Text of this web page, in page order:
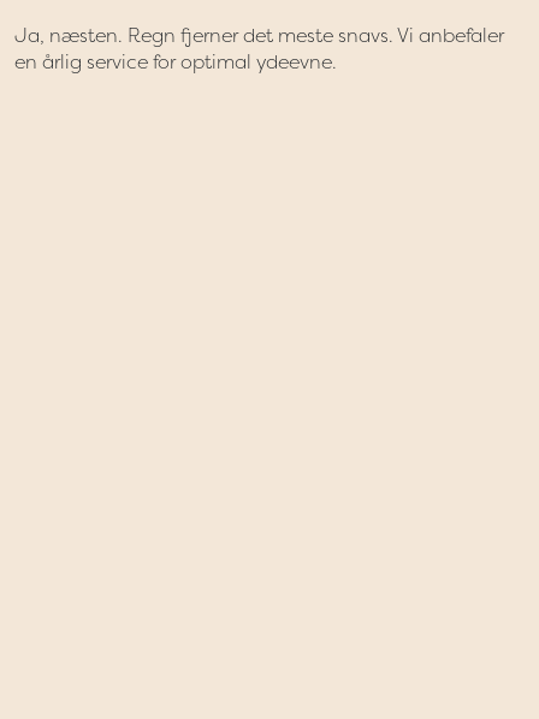
Ja, næsten. Regn fjerner det meste snavs. Vi anbefaler
en årlig service for optimal ydeevne.